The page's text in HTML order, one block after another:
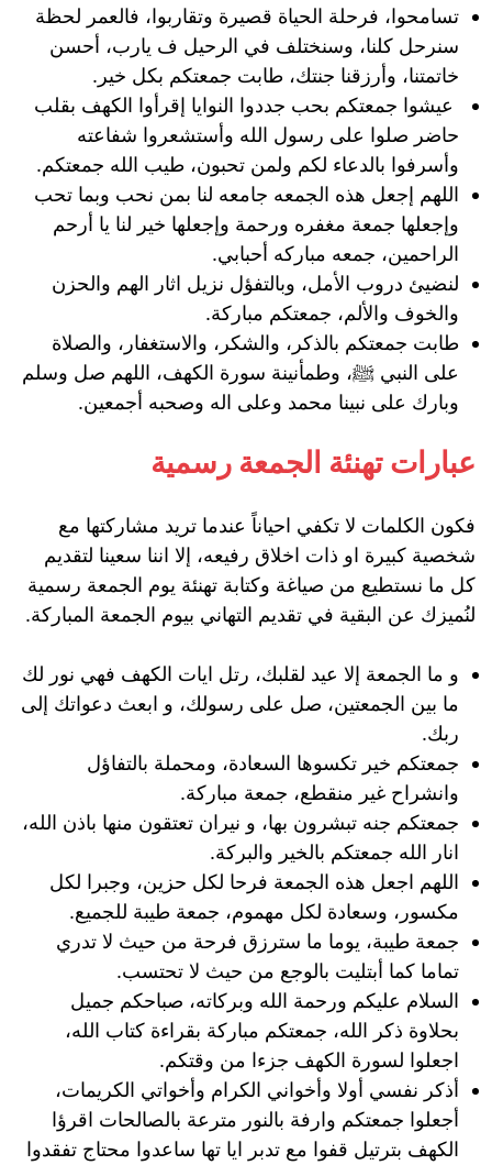
تسامحوا، فرحلة الحياة قصيرة وتقاربوا، فالعمر لحظة
سنرحل كلنا، وسنختلف في الرحيل ف يارب، أحسن
خاتمتنا، وأرزقنا جنتك، طابت جمعتكم بكل خير.
عيشوا جمعتكم بحب جددوا النوايا إقرأوا الكهف بقلب
حاضر صلوا على رسول الله وأستشعروا شفاعته
وأسرفوا بالدعاء لكم ولمن تحبون، طيب الله جمعتكم.
اللهم إجعل هذه الجمعه جامعه لنا بمن نحب وبما تحب
وإجعلها جمعة مغفره ورحمة وإجعلها خير لنا يا أرحم
الراحمين، جمعه مباركه أحبابي.
لنضيئ دروب الأمل، وبالتفؤل نزيل اثار الهم والحزن
والخوف والألم، جمعتكم مباركة.
طابت جمعتكم بالذكر، والشكر، والاستغفار، والصلاة
على النبي ﷺ، وطمأنينة سورة الكهف، اللهم صل وسلم
وبارك على نبينا محمد وعلى اله وصحبه أجمعين.
عبارات تهنئة الجمعة رسمية
فكون الكلمات لا تكفي احياناً عندما تريد مشاركتها مع
شخصية كبيرة او ذات اخلاق رفيعه، إلا اننا سعينا لتقديم
كل ما نستطيع من صياغة وكتابة تهنئة يوم الجمعة رسمية
لنُميزك عن البقية في تقديم التهاني بيوم الجمعة المباركة.
و ما الجمعة إلا عيد لقلبك، رتل ايات الكهف فهي نور لك
ما بين الجمعتين، صل على رسولك، و ابعث دعواتك إلى
ربك.
جمعتكم خير تكسوها السعادة، ومحملة بالتفاؤل
وانشراح غير منقطع، جمعة مباركة.
جمعتكم جنه تبشرون بها، و نيران تعتقون منھا باذن الله،
انار الله جمعتكم بالخير والبركة.
اللهم اجعل هذه الجمعة فرحا لكل حزين، وجبرا لكل
مكسور، وسعادة لكل مهموم، جمعة طيبة للجميع.
جمعة طيبة، يوما ما سترزق فرحة من حيث لا تدري
تماما كما أبتليت بالوجع من حيث لا تحتسب.
السلام عليكم ورحمة الله وبركاته، صباحكم جميل
بحلاوة ذكر الله، جمعتكم مباركة بقراءة كتاب الله،
اجعلوا لسورة الكهف جزءا من وقتكم.
أذكر نفسي أولا وأخواني الكرام وأخواتي الكريمات،
أجعلوا جمعتكم وارفة بالنور مترعة بالصالحات اقرؤا
الكهف بترتیل قفوا مع تدبر ایا تھا ساعدوا محتاج تفقدوا